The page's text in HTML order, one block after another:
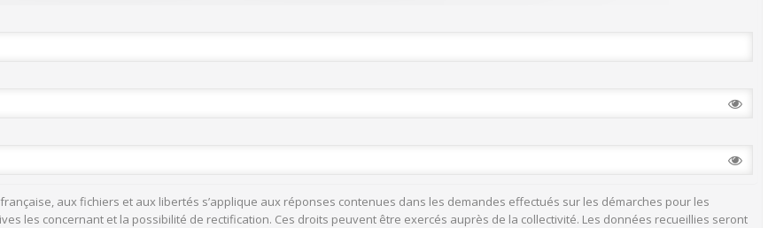
aux fichiers et aux libertés s’applique aux réponses contenues dans les demandes effectués sur les démarches pour les
les concernant et la possibilité de rectification. Ces droits peuvent être exercés auprès de la collectivité. Les données recueillies seront